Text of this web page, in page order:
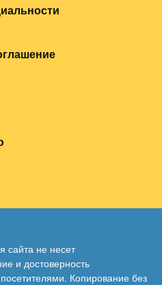
сайта не несет
и достоверность
Копирование без